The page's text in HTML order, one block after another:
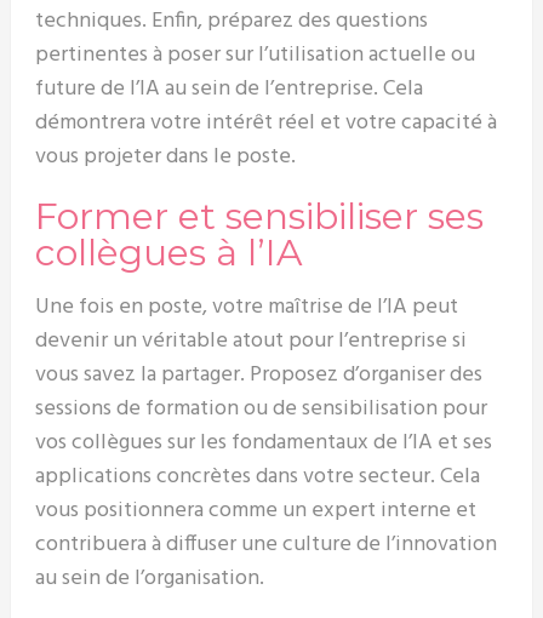
techniques. Enfin, préparez des questions
pertinentes à poser sur l’utilisation actuelle ou
future de l’IA au sein de l’entreprise. Cela
démontrera votre intérêt réel et votre capacité à
vous projeter dans le poste.
Former et sensibiliser ses
collègues à l’IA
Une fois en poste, votre maîtrise de l’IA peut
devenir un véritable atout pour l’entreprise si
vous savez la partager. Proposez d’organiser des
sessions de formation ou de sensibilisation pour
vos collègues sur les fondamentaux de l’IA et ses
applications concrètes dans votre secteur. Cela
vous positionnera comme un expert interne et
contribuera à diffuser une culture de l’innovation
au sein de l’organisation.